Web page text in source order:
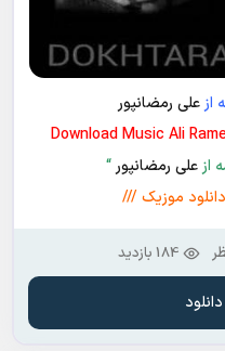
ازعلی رمضانپور
Download Music Ali
ازعلی رمضانپور“
موزیک ///
184 بازدید